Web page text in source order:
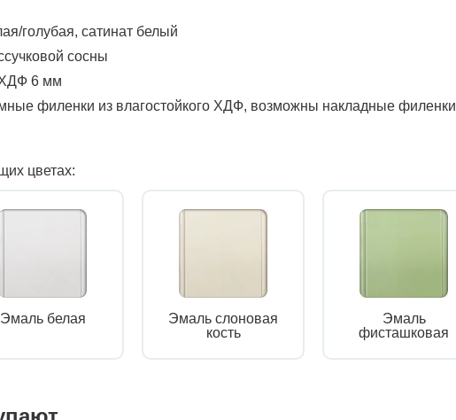
голубая, сатинат белый
сосны
ХДФ 6 мм
филенки из влагостойкого ХДФ, возможны накладные филенки
цветах:
Эмаль белая
Эмаль слоновая
кость
Эмаль
фисташковая